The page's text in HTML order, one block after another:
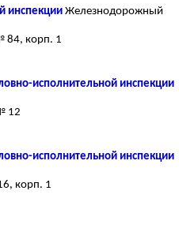
инспекции Железнодорожный
84, корп. 1
исполнительной инспекции
12
исполнительной инспекции
корп. 1